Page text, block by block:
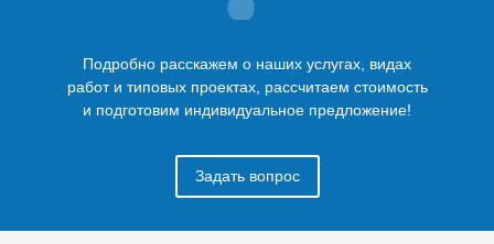
Подробно расскажем о наших услугах, видах
работ и типовых проектах, рассчитаем стоимость
и подготовим индивидуальное предложение!
Задать вопрос